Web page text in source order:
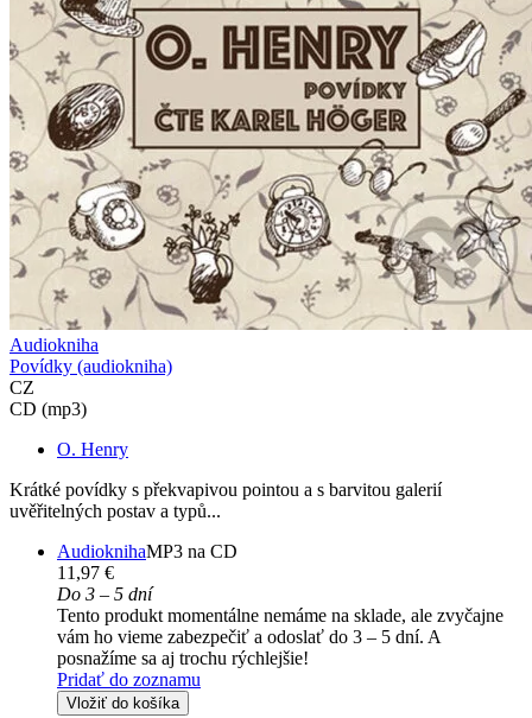
Audiokniha
Povídky (audiokniha)
CZ
CD (mp3)
O. Henry
Krátké povídky s překvapivou pointou a s barvitou galerií
uvěřitelných postav a typů...
AudioknihaMP3 na CD
11,97 €
Do 3 – 5 dní
Tento produkt momentálne nemáme na sklade, ale zvyčajne
vám ho vieme zabezpečiť a odoslať do 3 – 5 dní. A
posnažíme sa aj trochu rýchlejšie!
Pridať do zoznamu
Vložiť do košíka